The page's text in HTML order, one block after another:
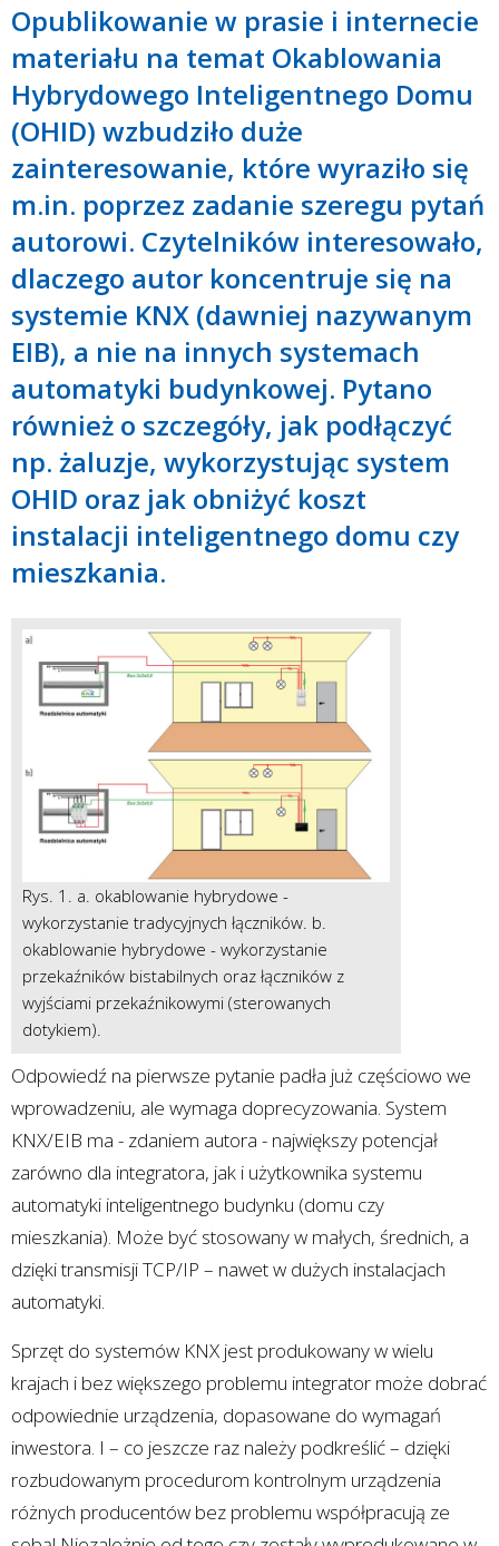
Opublikowanie w prasie i internecie
materiału na temat Okablowania
Hybrydowego Inteligentnego Domu
(OHID) wzbudziło duże
zainteresowanie, które wyraziło się
m.in. poprzez zadanie szeregu pytań
autorowi. Czytelników interesowało,
dlaczego autor koncentruje się na
systemie KNX (dawniej nazywanym
EIB), a nie na innych systemach
automatyki budynkowej. Pytano
również o szczegóły, jak podłączyć
np. żaluzje, wykorzystując system
OHID oraz jak obniżyć koszt
instalacji inteligentnego domu czy
mieszkania.
Rys. 1. a. okablowanie hybrydowe -
wykorzystanie tradycyjnych łączników. b.
okablowanie hybrydowe - wykorzystanie
przekaźników bistabilnych oraz łączników z
wyjściami przekaźnikowymi (sterowanych
dotykiem).
Odpowiedź na pierwsze pytanie padła już częściowo we
wprowadzeniu, ale wymaga doprecyzowania. System
KNX/EIB ma - zdaniem autora - największy potencjał
zarówno dla integratora, jak i użytkownika systemu
automatyki inteligentnego budynku (domu czy
mieszkania). Może być stosowany w małych, średnich, a
dzięki transmisji TCP/IP – nawet w dużych instalacjach
automatyki.
Sprzęt do systemów KNX jest produkowany w wielu
krajach i bez większego problemu integrator może dobrać
odpowiednie urządzenia, dopasowane do wymagań
inwestora. I – co jeszcze raz należy podkreślić – dzięki
rozbudowanym procedurom kontrolnym urządzenia
różnych producentów bez problemu współpracują ze